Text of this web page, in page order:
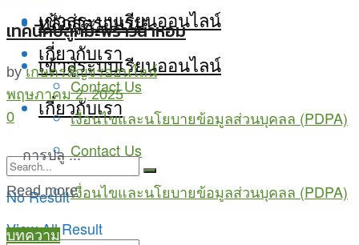
หลักสูตรอบรม
เข้าสู่ระบบเรียนออนไลน์
เกี่ยวกับเรา
Contact Us
เงื่อนไขและนโยบายข้อมูลส่วนบุคลล (PDPA)
เข้าสู่ระบบเรียนออนไลน์
เกี่ยวกับเรา
Contact Us
เงื่อนไขและนโยบายข้อมูลส่วนบุคลล (PDPA)
No Result
View All Result
เทคนิคปลูกมะพร้าวน้ำหอม
by เกษตรสัญจรออนไลน์
พฤษภาคม 2, 2025
0
การปลู ...
Read more
บทความ